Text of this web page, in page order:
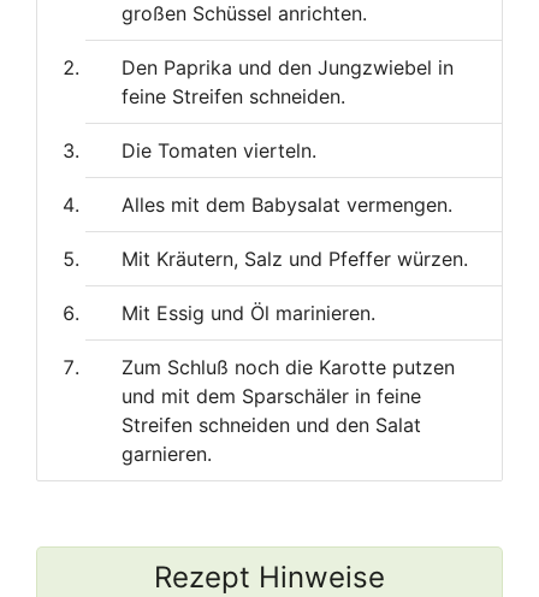
großen Schüssel anrichten.
Den Paprika und den Jungzwiebel in
feine Streifen schneiden.
Die Tomaten vierteln.
Alles mit dem Babysalat vermengen.
Mit Kräutern, Salz und Pfeffer würzen.
Mit Essig und Öl marinieren.
Zum Schluß noch die Karotte putzen
und mit dem Sparschäler in feine
Streifen schneiden und den Salat
garnieren.
Rezept Hinweise